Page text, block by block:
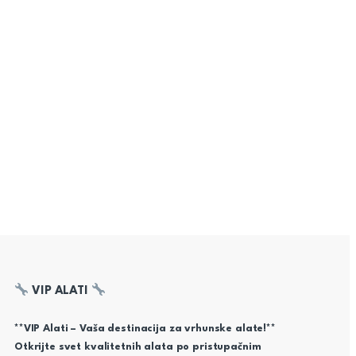
VIP ALATI
**VIP Alati – Vaša destinacija za vrhunske alate!**
Otkrijte svet kvalitetnih alata po pristupačnim